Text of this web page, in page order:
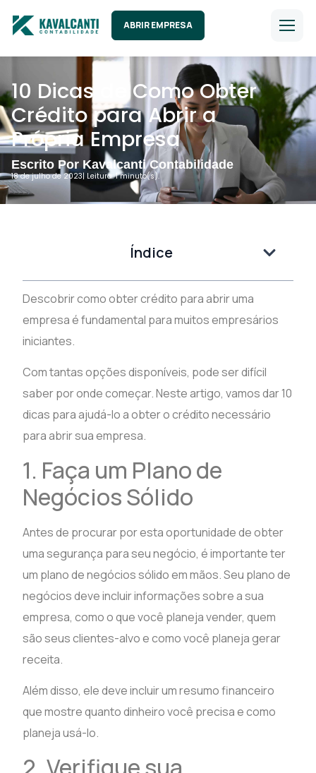
ABRIR EMPRESA
10 Dicas de Como Obter
Crédito para Abrir a
Própria Empresa
Escrito Por Kavalcanti Contabilidade
18 de julho de 2023| Leitura: 1 minuto(s).
Índice
Descobrir como obter crédito para abrir uma
empresa é fundamental para muitos empresários
iniciantes.
Com tantas opções disponíveis, pode ser difícil
saber por onde começar. Neste artigo, vamos dar 10
dicas para ajudá-lo a obter o crédito necessário
para abrir sua empresa.
1. Faça um Plano de
Negócios Sólido
Antes de procurar por esta oportunidade de obter
uma segurança para seu negócio, é importante ter
um plano de negócios sólido em mãos. Seu plano de
negócios deve incluir informações sobre a sua
empresa, como o que você planeja vender, quem
são seus clientes-alvo e como você planeja gerar
receita.
Além disso, ele deve incluir um resumo financeiro
que mostre quanto dinheiro você precisa e como
planeja usá-lo.